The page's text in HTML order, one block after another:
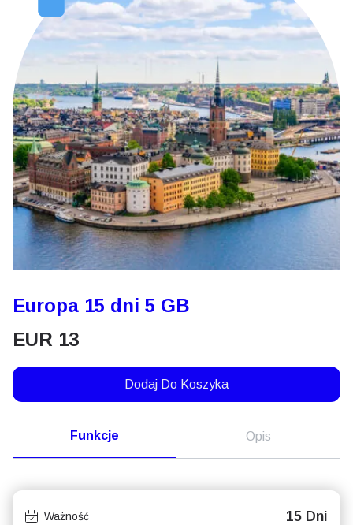
Europa 15 dni 5 GB
EUR 13
Dodaj Do Koszyka
Funkcje Opis
Ważność 15 Dni